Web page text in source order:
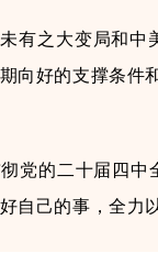
有之大变局和
向好的支撑条件
党的二十届四中
自己的事，全力